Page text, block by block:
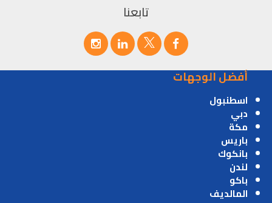
تابعنا
أفضل الوجهات
اسطنبول
دبي
مكة
باريس
بانكوك
لندن
باكو
المالديف